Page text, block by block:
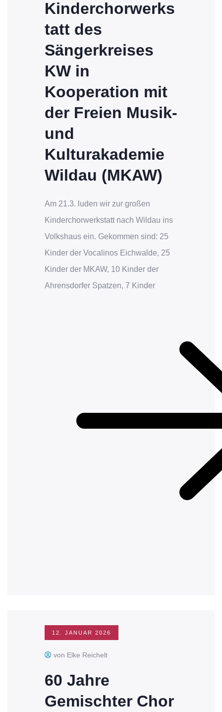
Kinderchorwerks
tatt des
Sängerkreises
KW in
Kooperation mit
der Freien Musik-
und
Kulturakademie
Wildau (MKAW)
Am 21.3. luden wir zur großen
Kinderchorwerkstatt nach Wildau ins
Volkshaus ein. Gekommen sind: 25
Kinder der Vocalinos Eichwalde, 25
Kinder der MKAW, 10 Kinder der
Ahrensdorfer Spatzen, 7 Kinder
12. JANUAR 2026
von Elke Reichelt
60 Jahre
Gemischter Chor